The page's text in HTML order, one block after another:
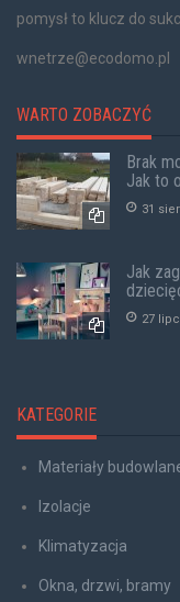
pomysł to klucz do
wnetrze@ecodomo.pl
WARTO ZOBACZYĆ
Brak
Jak to
31
Jak
27
KATEGORIE
Materiały
Izolacje
Klimatyzacja
Okna, drzwi, bramy